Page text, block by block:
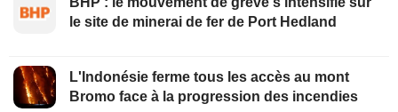
le site de minerai de fer de Port Hedland
L'Indonésie ferme tous les accès au mont
Bromo face à la progression des incendies